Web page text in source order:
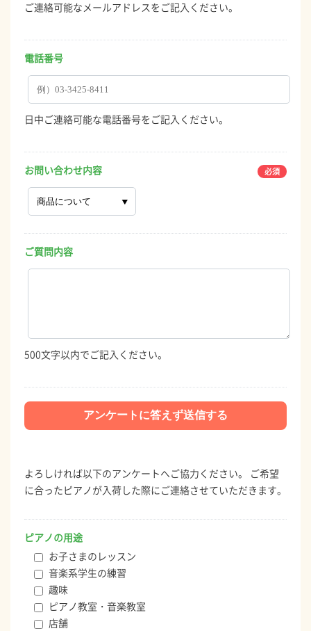
ご連絡可能なメールアドレスをご記入ください。
電話番号
日中ご連絡可能な電話番号をご記入ください。
お問い合わせ内容
ご質問内容
500文字以内でご記入ください。
よろしければ以下のアンケートへご協力ください。 ご希望
に合ったピアノが入荷した際にご連絡させていただきます。
ピアノの用途
お子さまのレッスン
音楽系学生の練習
趣味
ピアノ教室・音楽教室
店舗